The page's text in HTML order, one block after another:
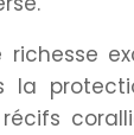
la
récifs